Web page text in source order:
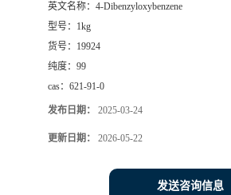
英文名称： 4-Dibenzyloxybenzene
型号： 1kg
货号： 19924
纯度： 99
cas： 621-91-0
发布日期： 2025-03-24
更新日期： 2026-05-22
发送咨询信息